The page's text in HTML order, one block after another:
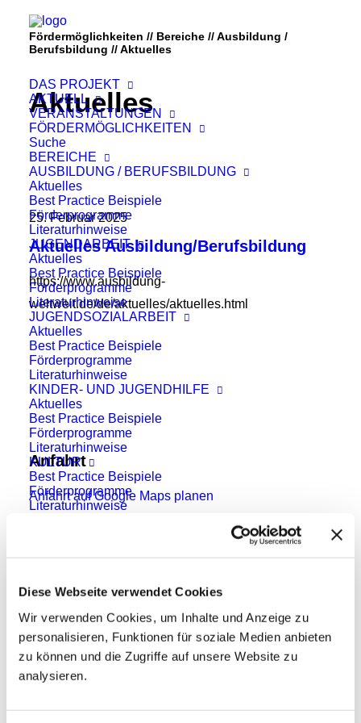
Diese Webseite verwendet Cookies
Wir verwenden Cookies, um Inhalte und Anzeige zu
personalisieren, Funktionen für soziale Medien anbieten
zu können und die Zugriffe auf unsere Website zu
analysieren.
DAS PROJEKT
AKTUELL
VERANSTALTUNGEN
FÖRDERMÖGLICHKEITEN
Suche
BEREICHE
AUSBILDUNG / BERUFSBILDUNG
Aktuelles
Best Practice Beispiele
Förderprogramme
Literaturhinweise
JUGENDARBEIT
Aktuelles
Best Practice Beispiele
Förderprogramme
Literaturhinweise
JUGENDSOZIALARBEIT
Aktuelles
Best Practice Beispiele
Förderprogramme
Literaturhinweise
KINDER- UND JUGENDHILFE
Aktuelles
Best Practice Beispiele
Förderprogramme
Literaturhinweise
KULTUR
Best Practice Beispiele
Förderprogramme
Literaturhinweise
SPORT
Förderprogramme
Literaturhinweise
PROGRAMMARTEN
BEGEGNUNG
Förderprogramme
Förderprogramme
Fördermöglichkeiten // Bereiche // Ausbildung /
Berufsbildung // Aktuelles
Aktuelles
25. Februar 2025
Aktuelles Ausbildung/Berufsbildung
https://www.ausbildung-
weltweit.de/de/aktuelles/aktuelles.html
Kontakt
Schwarzmühlenstraße 104
Anfahrt
Anfahrt auf Google Maps planen
Social